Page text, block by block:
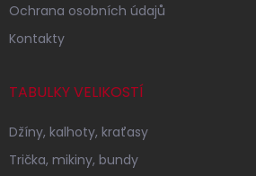
Ochrana osobních údajů
Kontakty
TABULKY VELIKOSTÍ
Džíny, kalhoty, kraťasy
Trička, mikiny, bundy